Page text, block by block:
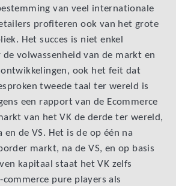
van veel internationale
profiteren ook van het grote
Het succes is niet enkel
volwassenheid van de markt en
ook het feit dat
tweede taal ter wereld is
een rapport van de Ecommerce
van het VK de derde ter wereld,
en de VS. Het is de op één na
markt, na de VS, en op basis
kapitaal staat het VK zelfs
commerce pure players als